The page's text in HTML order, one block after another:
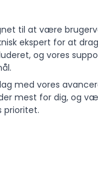
til at være
ekspert for at
og vores
med vores
mest for dig, og
prioritet.